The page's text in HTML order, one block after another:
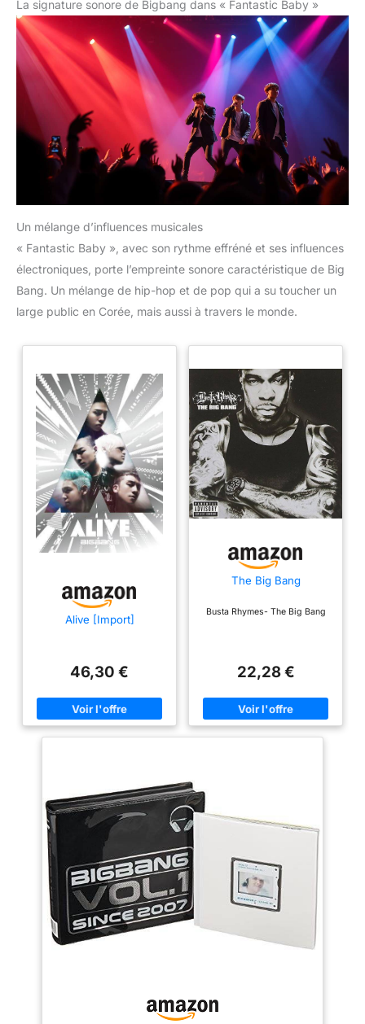
La signature sonore de Bigbang dans « Fantastic Baby »
Un mélange d’influences musicales
« Fantastic Baby », avec son rythme effréné et ses influences
électroniques, porte l’empreinte sonore caractéristique de Big
Bang. Un mélange de hip-hop et de pop qui a su toucher un
large public en Corée, mais aussi à travers le monde.
Alive [Import]
46,30 €
The Big Bang
Busta Rhymes- The Big Bang
22,28 €